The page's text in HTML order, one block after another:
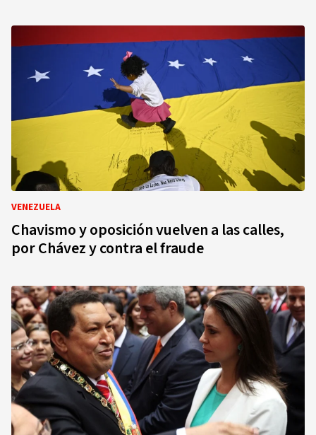
VENEZUELA
Chavismo y oposición vuelven a las calles,
por Chávez y contra el fraude